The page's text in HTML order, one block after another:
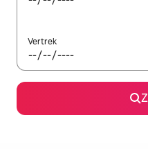
Vertrek